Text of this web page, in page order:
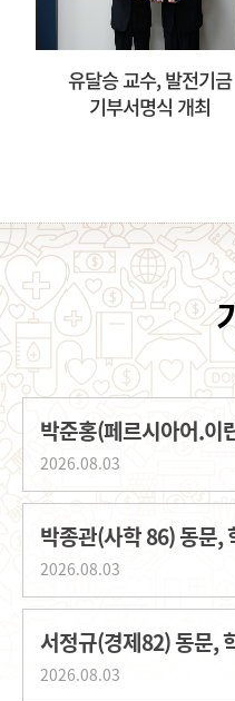
수, 발전기금
2026.08.03
박종관(사학 86) 동문,
2026.08.03
서정규(경제82) 동문,
2026.08.03